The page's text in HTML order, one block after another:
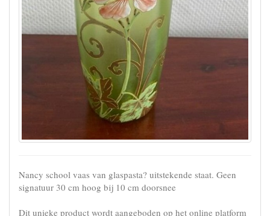
Nancy school vaas van glaspasta? uitstekende staat. Geen
signatuur 30 cm hoog bij 10 cm doorsnee
Dit unieke product wordt aangeboden op het online platform